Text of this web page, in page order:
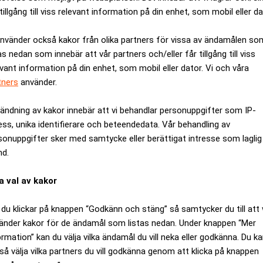
till viss relevant information på din enhet, som mobil eller
också kakor från olika partners för vissa av ändamålen
nedan som innebär att vår partners och/eller får tillgång till viss
information på din enhet, som mobil eller dator. Vi och våra
använder.
av kakor innebär att vi behandlar personuppgifter som IP-
unika identifierare och beteendedata. Vår behandling av
sker med samtycke eller berättigat intresse som laglig
val av kakor
klickar på knappen “Godkänn och stäng” så samtycker du till att
kakor för de ändamål som listas nedan. Under knappen “Mer
kan du välja vilka ändamål du vill neka eller godkänna. Du
välja vilka partners du vill godkänna genom att klicka på knappen
att bli viktigare än någonsin om stora språkmodeller
vara det rutinmässiga och kvantifierbara som ryker. Den
har säkerligen sett att den lämnar mer att önska.